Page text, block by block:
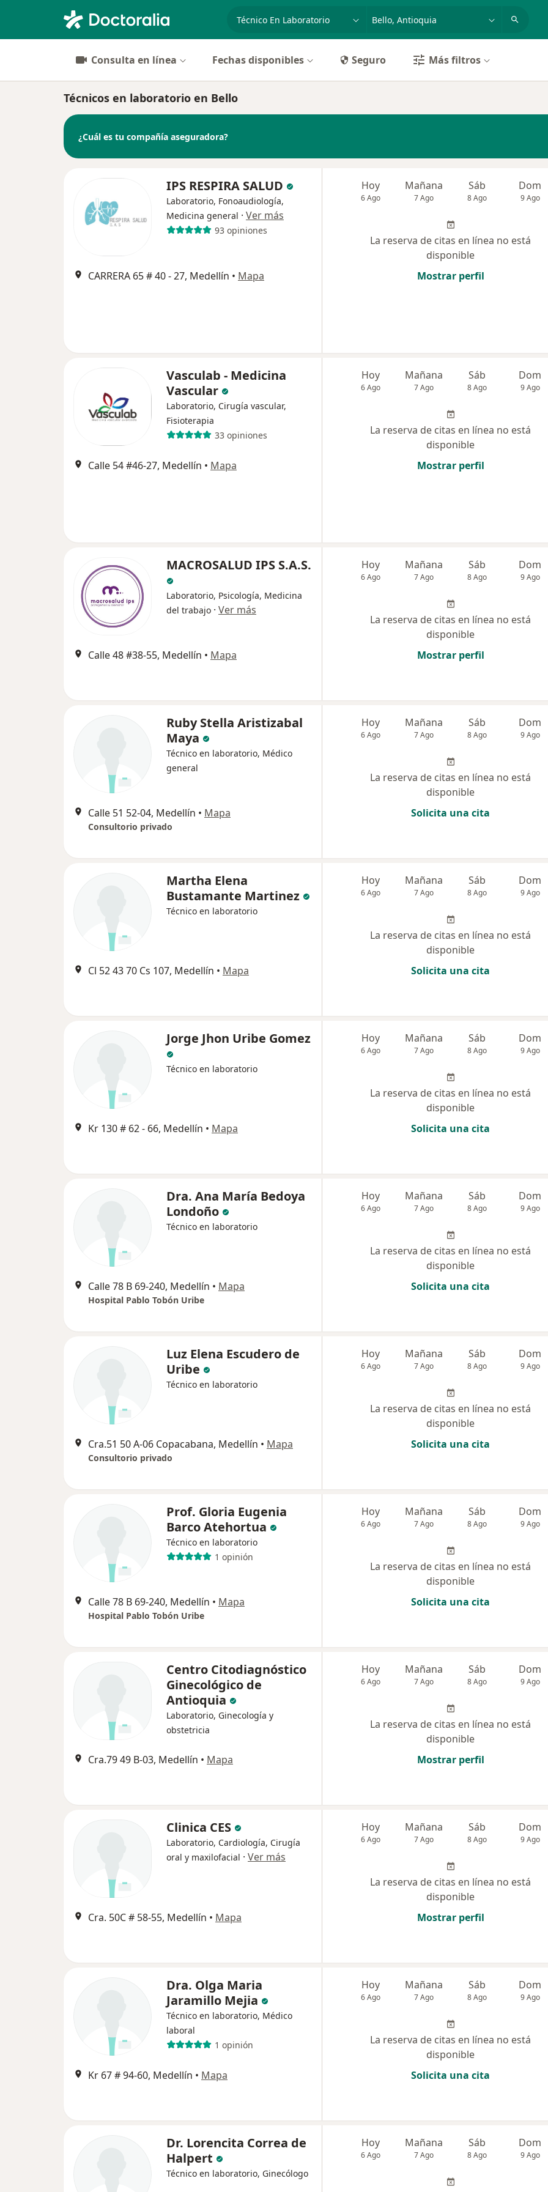
especialidad, enfermedad o nombre
Consulta en línea Fechas disponibles Seguro Más filtros
Técnicos en laboratorio en Bello
¿Cuál es tu compañía aseguradora?
IPS RESPIRA SALUD
Laboratorio, Fonoaudiología,
Medicina general · Ver más
93 opiniones
CARRERA 65 # 40 - 27, Medellín • Mapa
Hoy
6 Ago
Mañana
7 Ago
Sáb
8 Ago
Dom
9 Ago
La reserva de citas en línea no está
disponible
Mostrar perfil
Vasculab - Medicina
Vascular
Laboratorio, Cirugía vascular,
Fisioterapia
33 opiniones
Calle 54 #46-27, Medellín • Mapa
Hoy
6 Ago
Mañana
7 Ago
Sáb
8 Ago
Dom
9 Ago
La reserva de citas en línea no está
disponible
Mostrar perfil
MACROSALUD IPS S.A.S.
Laboratorio, Psicología, Medicina
del trabajo · Ver más
Calle 48 #38-55, Medellín • Mapa
Hoy
6 Ago
Mañana
7 Ago
Sáb
8 Ago
Dom
9 Ago
La reserva de citas en línea no está
disponible
Mostrar perfil
Ruby Stella Aristizabal
Maya
Técnico en laboratorio, Médico
general
Calle 51 52-04, Medellín • Mapa
Consultorio privado
Hoy
6 Ago
Mañana
7 Ago
Sáb
8 Ago
Dom
9 Ago
La reserva de citas en línea no está
disponible
Solicita una cita
Martha Elena
Bustamante Martinez
Técnico en laboratorio
Cl 52 43 70 Cs 107, Medellín • Mapa
Hoy
6 Ago
Mañana
7 Ago
Sáb
8 Ago
Dom
9 Ago
La reserva de citas en línea no está
disponible
Solicita una cita
Jorge Jhon Uribe Gomez
Técnico en laboratorio
Kr 130 # 62 - 66, Medellín • Mapa
Hoy
6 Ago
Mañana
7 Ago
Sáb
8 Ago
Dom
9 Ago
La reserva de citas en línea no está
disponible
Solicita una cita
Dra. Ana María Bedoya
Londoño
Técnico en laboratorio
Calle 78 B 69-240, Medellín • Mapa
Hospital Pablo Tobón Uribe
Hoy
6 Ago
Mañana
7 Ago
Sáb
8 Ago
Dom
9 Ago
La reserva de citas en línea no está
disponible
Solicita una cita
Luz Elena Escudero de
Uribe
Técnico en laboratorio
Cra.51 50 A-06 Copacabana, Medellín • Mapa
Consultorio privado
Hoy
6 Ago
Mañana
7 Ago
Sáb
8 Ago
Dom
9 Ago
La reserva de citas en línea no está
disponible
Solicita una cita
Prof. Gloria Eugenia
Barco Atehortua
Técnico en laboratorio
1 opinión
Calle 78 B 69-240, Medellín • Mapa
Hospital Pablo Tobón Uribe
Hoy
6 Ago
Mañana
7 Ago
Sáb
8 Ago
Dom
9 Ago
La reserva de citas en línea no está
disponible
Solicita una cita
Centro Citodiagnóstico
Ginecológico de
Antioquia
Laboratorio, Ginecología y
obstetricia
Cra.79 49 B-03, Medellín • Mapa
Hoy
6 Ago
Mañana
7 Ago
Sáb
8 Ago
Dom
9 Ago
La reserva de citas en línea no está
disponible
Mostrar perfil
Clinica CES
Laboratorio, Cardiología, Cirugía
oral y maxilofacial · Ver más
Cra. 50C # 58-55, Medellín • Mapa
Hoy
6 Ago
Mañana
7 Ago
Sáb
8 Ago
Dom
9 Ago
La reserva de citas en línea no está
disponible
Mostrar perfil
Dra. Olga Maria
Jaramillo Mejia
Técnico en laboratorio, Médico
laboral
1 opinión
Kr 67 # 94-60, Medellín • Mapa
Hoy
6 Ago
Mañana
7 Ago
Sáb
8 Ago
Dom
9 Ago
La reserva de citas en línea no está
disponible
Solicita una cita
Dr. Lorencita Correa de
Halpert
Técnico en laboratorio, Ginecólogo
Hoy
6 Ago
Mañana
7 Ago
Sáb
8 Ago
Dom
9 Ago